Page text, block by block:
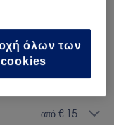
) από € 2
(2) από € 6
από € 15
όλων των
cookies